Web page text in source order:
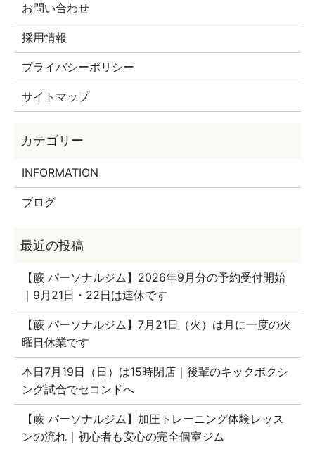
お問い合わせ
採用情報
プライバシーポリシー
サイトマップ
INFORMATION
ブログ
【蕨 パーソナルジム】2026年9月分の予約受付開始
｜9月21日・22日は連休です
【蕨 パーソナルジム】7月21日（火）は月に一度の火
曜日休業です
本日7月19日（日）は15時閉店｜後輩のキックボクシ
ング試合でセコンドへ
【蕨 パーソナルジム】加圧トレーニング体験レッス
ンの流れ｜初心者も安心の完全個室ジム